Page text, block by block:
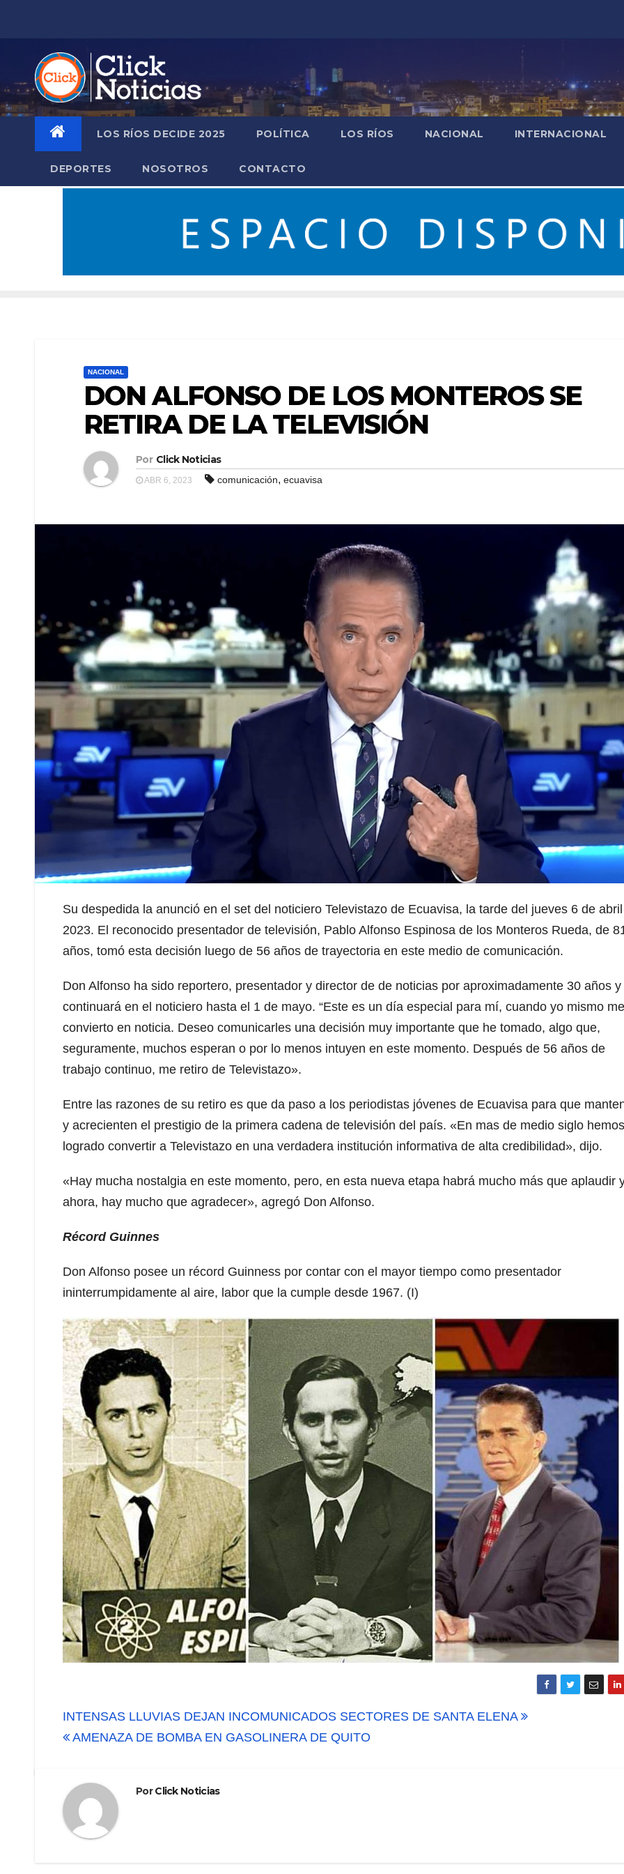
LOS RÍOS DECIDE 2025 POLÍTICA LOS RÍOS NACIONAL INTERNACIONAL
DEPORTES NOSOTROS CONTACTO
NACIONAL
DON ALFONSO DE LOS MONTEROS SE
RETIRA DE LA TELEVISIÓN
Por Click Noticias
ABR 6, 2023 comunicación, ecuavisa
Su despedida la anunció en el set del noticiero Televistazo de Ecuavisa, la tarde del jueves 6 de
2023. El reconocido presentador de televisión, Pablo Alfonso Espinosa de los Monteros Rueda, de
años, tomó esta decisión luego de 56 años de trayectoria en este medio de comunicación.
Don Alfonso ha sido reportero, presentador y director de de noticias por aproximadamente 30 años y
continuará en el noticiero hasta el 1 de mayo. “Este es un día especial para mí, cuando yo mismo me
convierto en noticia. Deseo comunicarles una decisión muy importante que he tomado, algo que,
seguramente, muchos esperan o por lo menos intuyen en este momento. Después de 56 años de
trabajo continuo, me retiro de Televistazo».
Entre las razones de su retiro es que da paso a los periodistas jóvenes de Ecuavisa para que
y acrecienten el prestigio de la primera cadena de televisión del país. «En mas de medio siglo hemos
logrado convertir a Televistazo en una verdadera institución informativa de alta credibilidad», dijo.
«Hay mucha nostalgia en este momento, pero, en esta nueva etapa habrá mucho más que aplaudir
ahora, hay mucho que agradecer», agregó Don Alfonso.
Récord Guinnes
Don Alfonso posee un récord Guinness por contar con el mayor tiempo como presentador
ininterrumpidamente al aire, labor que la cumple desde 1967. (I)
Navegación
de
INTENSAS LLUVIAS DEJAN INCOMUNICADOS SECTORES DE SANTA ELENA
AMENAZA DE BOMBA EN GASOLINERA DE QUITO
PorClick Noticias